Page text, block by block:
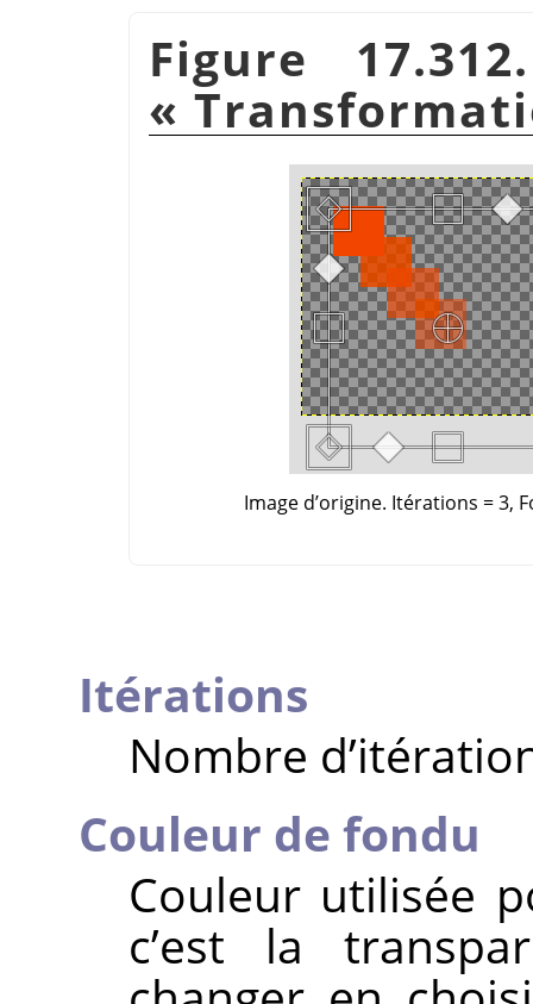
Figure
«
Image d’origine. Itérations = 3,
Itérations
Nombre
Couleur de fondu
Couleur utilisée
c’est la